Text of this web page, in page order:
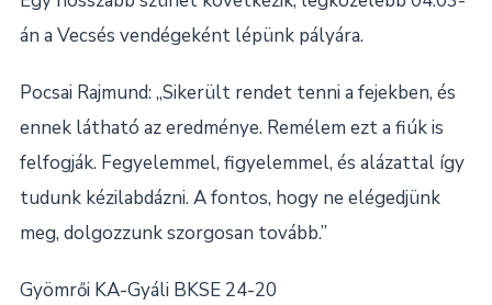
án a Vecsés vendégeként lépünk pályára.
Pocsai Rajmund: „Sikerült rendet tenni a fejekben, és
ennek látható az eredménye. Remélem ezt a fiúk is
felfogják. Fegyelemmel, figyelemmel, és alázattal így
tudunk kézilabdázni. A fontos, hogy ne elégedjünk
meg, dolgozzunk szorgosan tovább.”
Gyömrői KA-Gyáli BKSE 24-20